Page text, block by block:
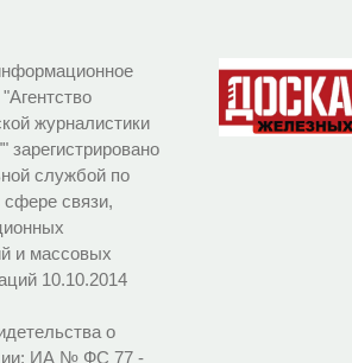
журналистики
службой по
сфере связи,
и массовых
10.10.2014
о
ИА № ФС 77 -